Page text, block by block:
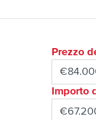
Prezzo
Importo